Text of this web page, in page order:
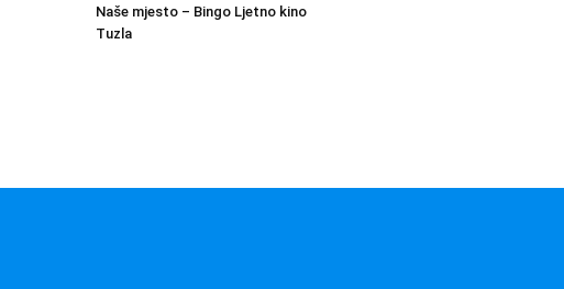
Naše mjesto – Bingo Ljetno kino
Tuzla